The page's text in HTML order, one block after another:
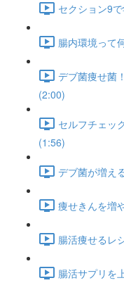
セクション9
腸内環境って
デブ菌痩せ菌
(2:00)
セルフチェッ
(1:56)
デブ菌が増え
痩せきんを増
腸活痩せるレ
腸活サプリを